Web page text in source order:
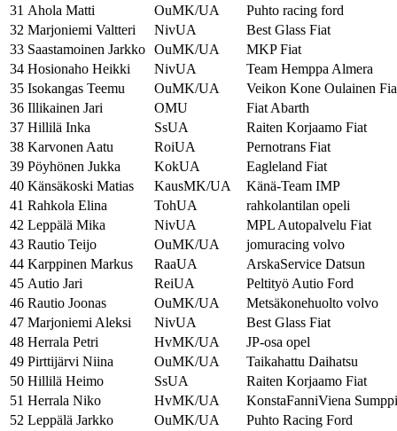
31 Ahola Matti OuMK/UA
Puhto racing ford
32 Marjoniemi Valtteri NivUA
Best Glass Fiat
33 Saastamoinen Jarkko OuMK/UA
MKP Fiat
34 Hosionaho Heikki NivUA
Team Hemppa Almera
35 Isokangas Teemu OuMK/UA
Veikon Kone Oulainen
36 Illikainen Jari OMU
Fiat Abarth
37 Hillilä Inka SsUA
Raiten Korjaamo Fiat
38 Karvonen Aatu RoiUA
Pernotrans Fiat
39 Pöyhönen Jukka KokUA
Eagleland Fiat
40 Känsäkoski Matias KausMK/UA
Känä-Team IMP
41 Rahkola Elina TohUA
rahkolantilan opeli
42 Leppälä Mika NivUA
MPL Autopalvelu Fiat
43 Rautio Teijo OuMK/UA
jomuracing volvo
44 Karppinen Markus RaaUA
ArskaService Datsun
45 Autio Jari ReiUA
Peltityö Autio Ford
46 Rautio Joonas OuMK/UA
Metsäkonehuolto volvo
47 Marjoniemi Aleksi NivUA
Best Glass Fiat
48 Herrala Petri HvMK/UA
JP-osa opel
49 Pirttijärvi Niina OuMK/UA
Taikahattu Daihatsu
50 Hillilä Heimo SsUA
Raiten Korjaamo Fiat
51 Herrala Niko HvMK/UA
KonstaFanniViena Sumppi
52 Leppälä Jarkko OuMK/UA
Puhto Racing Ford